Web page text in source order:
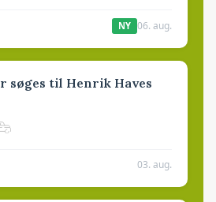
NY 06. aug.
søges til Henrik Haves
03. aug.